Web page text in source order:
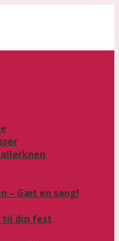
– Gæt en sang!
til din fest